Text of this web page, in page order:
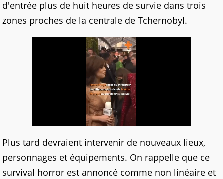
d'entrée plus de huit heures de survie dans trois
zones proches de la centrale de Tchernobyl.
Plus tard devraient intervenir de nouveaux lieux,
personnages et équipements. On rappelle que ce
survival horror est annoncé comme non linéaire et